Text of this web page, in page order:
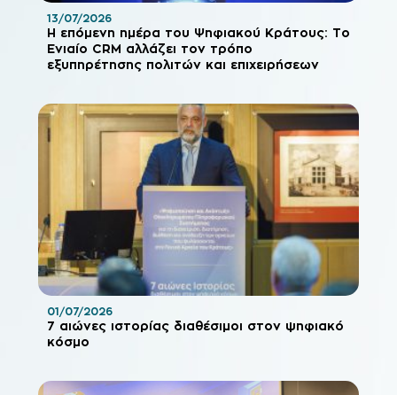
Η επόμενη ημέρα του Ψηφιακού Κράτους: Το
Ενιαίο CRM αλλάζει τον τρόπο
εξυπηρέτησης πολιτών και επιχειρήσεων
13/07/2026
7 αιώνες ιστορίας διαθέσιμοι στον ψηφιακό
κόσμο
01/07/2026